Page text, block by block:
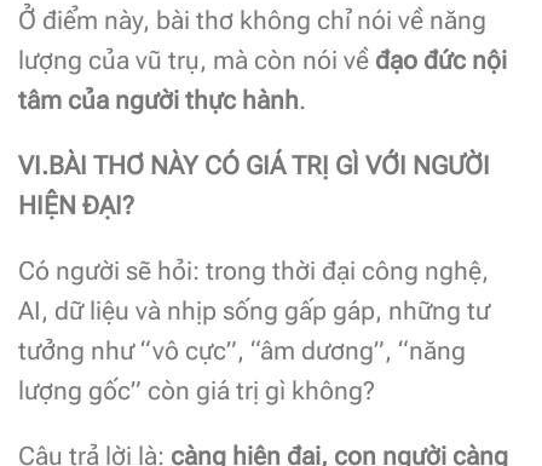
Ở điểm này, bài thơ không chỉ nói về năng
lượng của vũ trụ, mà còn nói về đạo đức nội
tâm của người thực hành.
VI.BÀI THƠ NÀY CÓ GIÁ TRỊ GÌ VỚI NGƯỜI
HIỆN ĐẠI?
Có người sẽ hỏi: trong thời đại công nghệ,
AI, dữ liệu và nhịp sống gấp gáp, những tư
tưởng như “vô cực”, “âm dương”, “năng
lượng gốc” còn giá trị gì không?
Câu trả lời là: càng hiện đại, con người càng